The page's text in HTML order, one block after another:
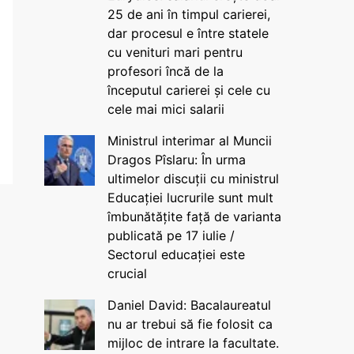
25 de ani în timpul carierei,
dar procesul e între statele
cu venituri mari pentru
profesori încă de la
începutul carierei și cele cu
cele mai mici salarii
Ministrul interimar al Muncii
Dragos Pîslaru: În urma
ultimelor discuții cu ministrul
Educației lucrurile sunt mult
îmbunătățite față de varianta
publicată pe 17 iulie /
Sectorul educației este
crucial
Daniel David: Bacalaureatul
nu ar trebui să fie folosit ca
mijloc de intrare la facultate.